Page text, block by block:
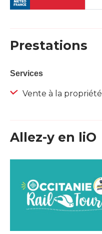
Prestations
Services
Vente à la propriété
Allez-y en liO